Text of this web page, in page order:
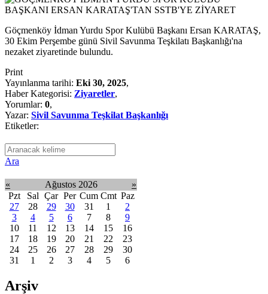
Göçmenköy İdman Yurdu Spor Kulübü Başkanı Ersan KARATAŞ,
30 Ekim Perşembe günü Sivil Savunma Teşkilatı Başkanlığı'na
nezaket ziyaretinde bulundu.
Print
Yayınlanma tarihi: Eki 30, 2025,
Haber Kategorisi: Ziyaretler,
Yorumlar: 0,
Yazar: Sivil Savunma Teşkilat Başkanlığı
Etiketler:
Ara
« Ağustos 2026
»
Pzt
Sal Çar Per Cum Cmt Paz
27
28 29 30 31 1
2
3
4 5 6 7 8
9
10
11 12 13 14 15
16
17
18 19 20 21 22
23
24
25 26 27 28 29
30
31
1 2 3 4 5 6
Arşiv